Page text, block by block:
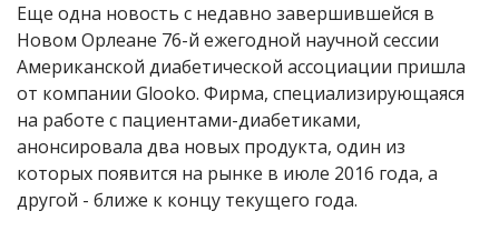
Еще одна новость с недавно завершившейся в
Новом Орлеане 76-й ежегодной научной сессии
Американской диабетической ассоциации пришла
от компании Glooko. Фирма, специализирующаяся
на работе с пациентами-диабетиками,
анонсировала два новых продукта, один из
которых появится на рынке в июле 2016 года, а
другой - ближе к концу текущего года.